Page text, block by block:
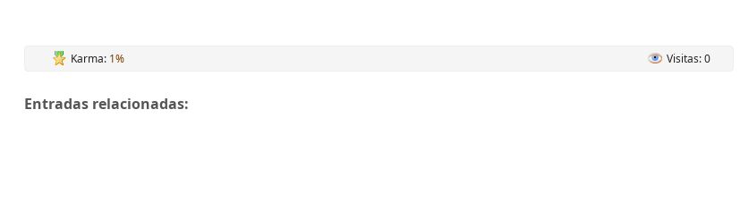
Karma: 1% Visitas: 0
Entradas relacionadas: